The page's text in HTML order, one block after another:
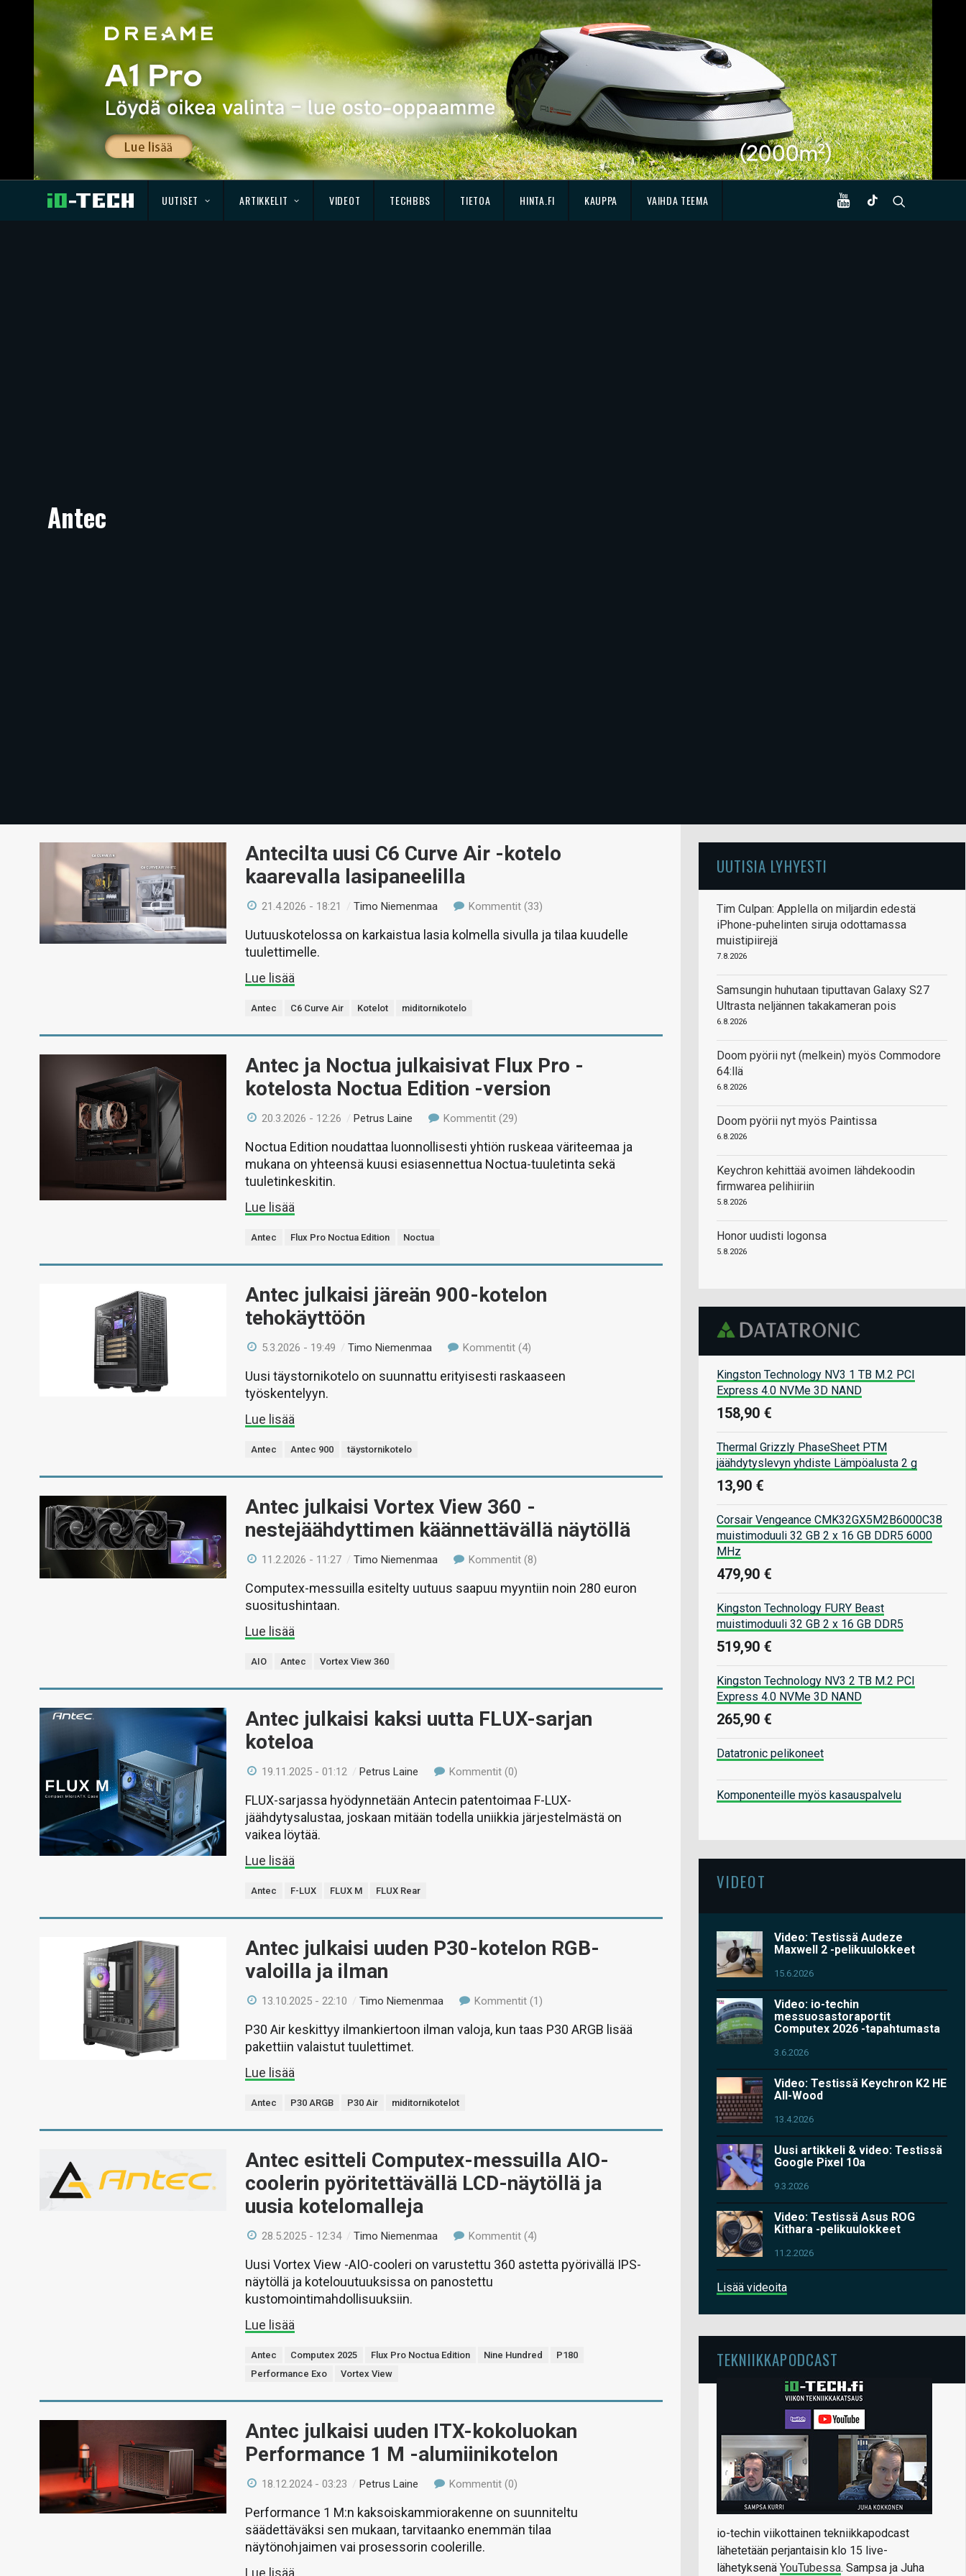
UUTISET ARTIKKELIT VIDEOT TECHBBS TIETOA HINTA.FI KAUPPA VAIHDA TEEMA
Antec
Antecilta uusi C6 Curve Air -kotelo
kaarevalla lasipaneelilla
21.4.2026 - 18:21 /Timo Niemenmaa Kommentit (33)
Uutuuskotelossa on karkaistua lasia kolmella sivulla ja tilaa kuudelle
tuulettimelle.
Lue lisää
Antec C6 Curve Air Kotelot miditornikotelo
Antec ja Noctua julkaisivat Flux Pro -
kotelosta Noctua Edition -version
20.3.2026 - 12:26 /Petrus Laine Kommentit (29)
Noctua Edition noudattaa luonnollisesti yhtiön ruskeaa väriteemaa ja
mukana on yhteensä kuusi esiasennettua Noctua-tuuletinta sekä
tuuletinkeskitin.
Lue lisää
Antec Flux Pro Noctua Edition Noctua
Antec julkaisi järeän 900-kotelon
tehokäyttöön
5.3.2026 - 19:49 /Timo Niemenmaa Kommentit (4)
Uusi täystornikotelo on suunnattu erityisesti raskaaseen
työskentelyyn.
Lue lisää
Antec Antec 900 täystornikotelo
Antec julkaisi Vortex View 360 -
nestejäähdyttimen käännettävällä näytöllä
11.2.2026 - 11:27 /Timo Niemenmaa Kommentit (8)
Computex-messuilla esitelty uutuus saapuu myyntiin noin 280 euron
suositushintaan.
Lue lisää
AIO Antec Vortex View 360
Antec julkaisi kaksi uutta FLUX-sarjan
koteloa
19.11.2025 - 01:12 /Petrus Laine Kommentit (0)
FLUX-sarjassa hyödynnetään Antecin patentoimaa F-LUX-
jäähdytysalustaa, joskaan mitään todella uniikkia järjestelmästä on
vaikea löytää.
Lue lisää
Antec F-LUX FLUX M FLUX Rear
Antec julkaisi uuden P30-kotelon RGB-
valoilla ja ilman
13.10.2025 - 22:10 /Timo Niemenmaa Kommentit (1)
P30 Air keskittyy ilmankiertoon ilman valoja, kun taas P30 ARGB lisää
pakettiin valaistut tuulettimet.
Lue lisää
Antec P30 ARGB P30 Air miditornikotelot
Antec esitteli Computex-messuilla AIO-
coolerin pyöritettävällä LCD-näytöllä ja
uusia kotelomalleja
28.5.2025 - 12:34 /Timo Niemenmaa Kommentit (4)
Uusi Vortex View -AIO-cooleri on varustettu 360 astetta pyörivällä IPS-
näytöllä ja kotelouutuuksissa on panostettu
kustomointimahdollisuuksiin.
Lue lisää
Antec Computex 2025 Flux Pro Noctua Edition Nine Hundred
P180
Performance Exo
Vortex View
Antec julkaisi uuden ITX-kokoluokan
Performance 1 M -alumiinikotelon
18.12.2024 - 03:23 /Petrus Laine Kommentit (0)
Performance 1 M:n kaksoiskammiorakenne on suunniteltu
säädettäväksi sen mukaan, tarvitaanko enemmän tilaa
näytönohjaimen vai prosessorin coolerille.
Lue lisää
UUTISIA LYHYESTI
Tim Culpan: Applella on miljardin edestä
iPhone-puhelinten siruja odottamassa
muistipiirejä
7.8.2026
Samsungin huhutaan tiputtavan Galaxy S27
Ultrasta neljännen takakameran pois
6.8.2026
Doom pyörii nyt (melkein) myös Commodore
64:llä
6.8.2026
Doom pyörii nyt myös Paintissa
6.8.2026
Keychron kehittää avoimen lähdekoodin
firmwarea pelihiiriin
5.8.2026
Honor uudisti logonsa
5.8.2026
Kingston Technology NV3 1 TB M.2 PCI
Express 4.0 NVMe 3D NAND
158,90 €
Thermal Grizzly PhaseSheet PTM
jäähdytyslevyn yhdiste Lämpöalusta 2 g
13,90 €
Corsair Vengeance CMK32GX5M2B6000C38
muistimoduuli 32 GB 2 x 16 GB DDR5 6000
MHz
479,90 €
Kingston Technology FURY Beast
muistimoduuli 32 GB 2 x 16 GB DDR5
519,90 €
Kingston Technology NV3 2 TB M.2 PCI
Express 4.0 NVMe 3D NAND
265,90 €
Datatronic pelikoneet
Komponenteille myös kasauspalvelu
VIDEOT
Video: Testissä Audeze
Maxwell 2 -pelikuulokkeet
15.6.2026
Video: io-techin
messuosastoraportit
Computex 2026 -tapahtumasta
3.6.2026
Video: Testissä Keychron K2 HE
All-Wood
13.4.2026
Uusi artikkeli & video: Testissä
Google Pixel 10a
9.3.2026
Video: Testissä Asus ROG
Kithara -pelikuulokkeet
11.2.2026
Lisää videoita
TEKNIIKKAPODCAST
io-techin viikottainen tekniikkapodcast
lähetetään perjantaisin klo 15 live-
lähetyksenä YouTubessa. Sampsa ja Juha